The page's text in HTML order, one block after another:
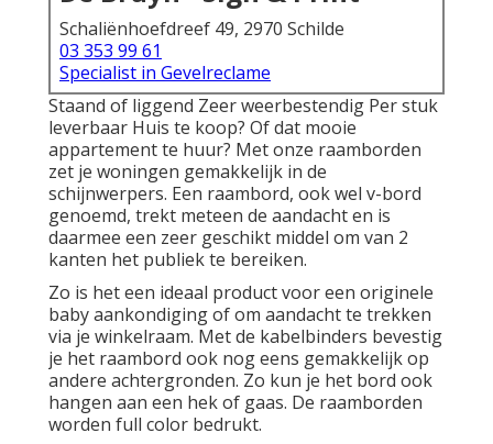
Schaliënhoefdreef 49, 2970 Schilde
03 353 99 61
Specialist in Gevelreclame
Staand of liggend Zeer weerbestendig Per stuk
leverbaar Huis te koop? Of dat mooie
appartement te huur? Met onze raamborden
zet je woningen gemakkelijk in de
schijnwerpers. Een raambord, ook wel v-bord
genoemd, trekt meteen de aandacht en is
daarmee een zeer geschikt middel om van 2
kanten het publiek te bereiken.
Zo is het een ideaal product voor een originele
baby aankondiging of om aandacht te trekken
via je winkelraam. Met de kabelbinders bevestig
je het raambord ook nog eens gemakkelijk op
andere achtergronden. Zo kun je het bord ook
hangen aan een hek of gaas. De raamborden
worden full color bedrukt.